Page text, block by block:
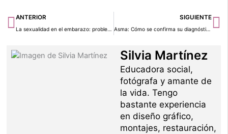
Ant
ANTERIOR
La sexualidad en el embarazo: problemas frecuentes
SIGUIENTE
Asma: Cómo se confirma su diagnóstico
Silvia Martínez
Educadora social,
fotógrafa y amante de
la vida. Tengo
bastante experiencia
en diseño gráfico,
montajes, restauración,